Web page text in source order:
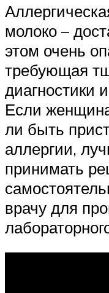
молоко –
этом очень
требующая
диагностики
Если
ли быть
аллергии,
принимать
врачу для